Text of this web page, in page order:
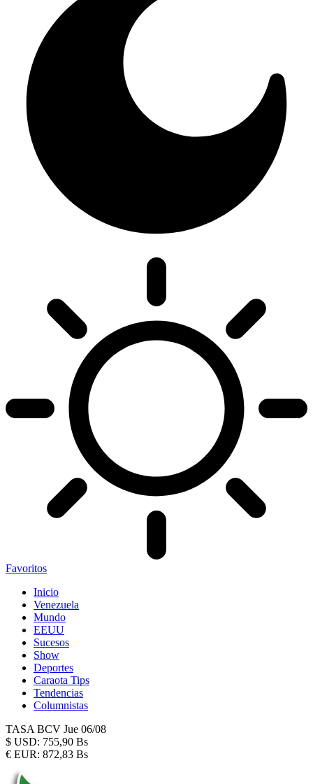
Favoritos
Inicio
Venezuela
Mundo
EEUU
Sucesos
Show
Deportes
Caraota Tips
Tendencias
Columnistas
TASA BCV Jue 06/08
$ USD: 755,90 Bs
€ EUR: 872,83 Bs